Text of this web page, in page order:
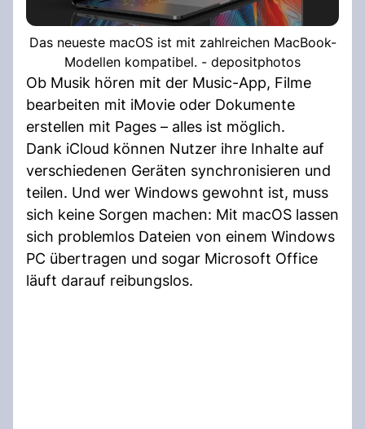
Das neueste macOS ist mit zahlreichen MacBook-
Modellen kompatibel. - depositphotos
Ob Musik hören mit der Music-App, Filme
bearbeiten mit iMovie oder Dokumente
erstellen mit Pages – alles ist möglich.
Dank iCloud können Nutzer ihre Inhalte auf
verschiedenen Geräten synchronisieren und
teilen. Und wer Windows gewohnt ist, muss
sich keine Sorgen machen: Mit macOS lassen
sich problemlos Dateien von einem Windows
PC übertragen und sogar Microsoft Office
läuft darauf reibungslos.